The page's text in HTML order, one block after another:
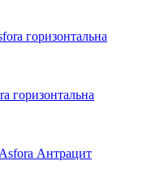
горизонтальна